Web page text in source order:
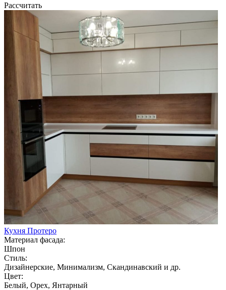
Рассчитать
Кухня Протеро
Материал фасада:
Шпон
Стиль:
Дизайнерские, Минимализм, Скандинавский и др.
Цвет:
Белый, Орех, Янтарный